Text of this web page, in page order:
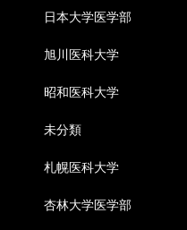
日本大学医学部
旭川医科大学
昭和医科大学
未分類
札幌医科大学
杏林大学医学部